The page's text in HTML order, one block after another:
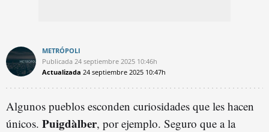
METRÓPOLI
Publicada 24 septiembre 2025 10:46h
Actualizada 24 septiembre 2025 10:47h
Algunos pueblos esconden curiosidades que les hacen
únicos. Puigdàlber, por ejemplo. Seguro que a la